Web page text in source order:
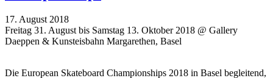
17. August 2018
Freitag 31. August bis Samstag 13. Oktober 2018 @ Gallery
Daeppen & Kunsteisbahn Margarethen, Basel
Die European Skateboard Championships 2018 in Basel begleitend,